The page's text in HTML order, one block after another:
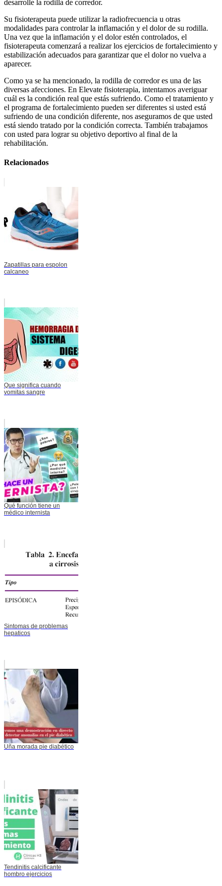
desarrolle la rodilla de corredor.
Su fisioterapeuta puede utilizar la radiofrecuencia u otras
modalidades para controlar la inflamación y el dolor de su rodilla.
Una vez que la inflamación y el dolor estén controlados, el
fisioterapeuta comenzará a realizar los ejercicios de fortalecimiento y
estabilización adecuados para garantizar que el dolor no vuelva a
aparecer.
Como ya se ha mencionado, la rodilla de corredor es una de las
diversas afecciones. En Elevate fisioterapia, intentamos averiguar
cuál es la condición real que estás sufriendo. Como el tratamiento y
el programa de fortalecimiento pueden ser diferentes si usted está
sufriendo de una condición diferente, nos aseguramos de que usted
está siendo tratado por la condición correcta. También trabajamos
con usted para lograr su objetivo deportivo al final de la
rehabilitación.
Relacionados
Zapatillas para espolon
calcaneo
Que significa cuando
vomitas sangre
Qué función tiene un
médico internista
Sintomas de problemas
hepaticos
Uña morada pie diabético
Tendinitis calcificante
hombro ejercicios